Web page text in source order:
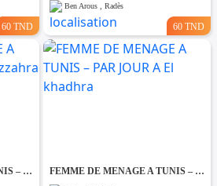
60 TND
Ben Arous , Radès
60 TND
FEMME DE MENAGE A TUNIS – PAR JOUR A Ezzahra FEMME DE MENAGE A TUNIS – PAR JOUR A El khadhra